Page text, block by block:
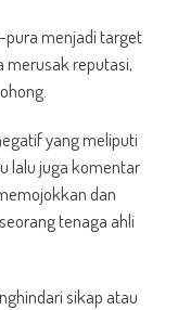
menjadi target
merusak reputasi,
yang meliputi
lalu juga komentar
dan
tenaga ahli
sikap atau